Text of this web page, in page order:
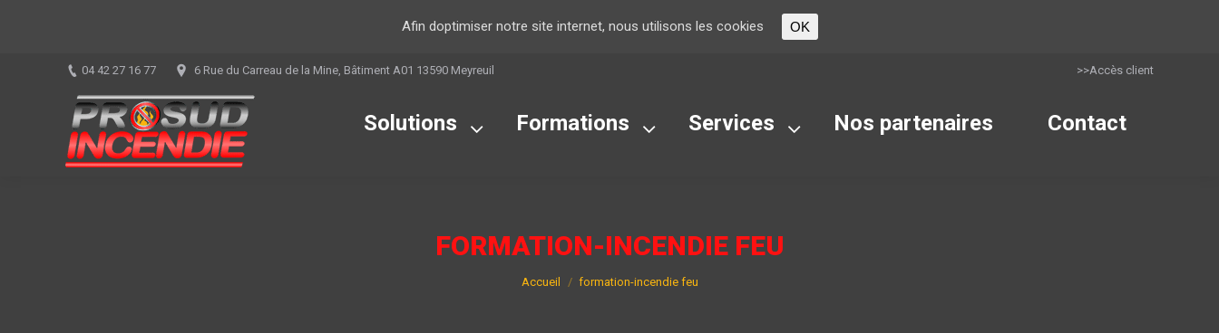
04 42 27 16 77 6 Rue du Carreau de la Mine, Bâtiment A01 13590 Meyreuil >>Accès client
Solutions Formations Services Nos partenaires Contact
FORMATION-INCENDIE FEU
Vous êtes ici :
Accueil formation-incendie feu
Afin doptimiser notre site internet, nous utilisons les cookies OK